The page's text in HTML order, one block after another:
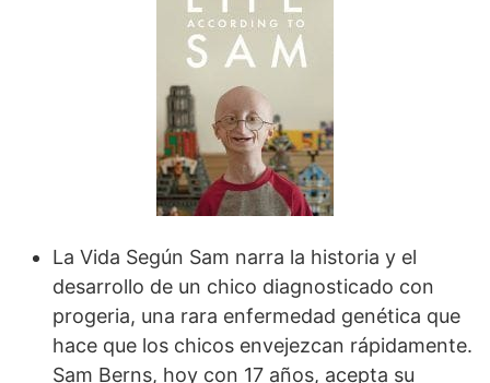
La Vida Según Sam narra la historia y el
desarrollo de un chico diagnosticado con
progeria, una rara enfermedad genética que
hace que los chicos envejezcan rápidamente.
Sam Berns, hoy con 17 años, acepta su